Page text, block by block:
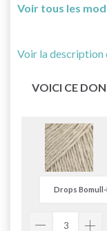
Voir tous les
Voir la description
VOICI CE